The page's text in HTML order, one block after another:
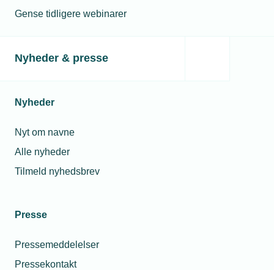
Gense tidligere webinarer
Nyheder & presse
Nyheder
Nyt om navne
Alle nyheder
Tilmeld nyhedsbrev
Presse
Pressemeddelelser
Pressekontakt